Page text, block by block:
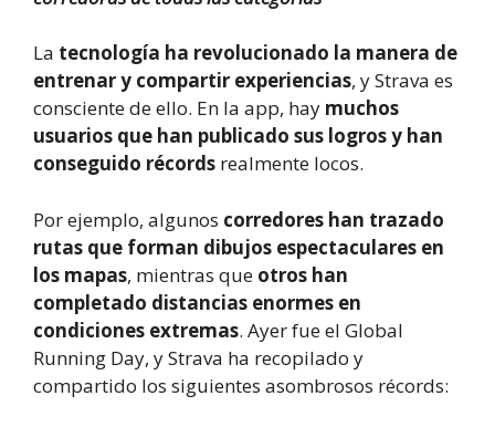
La tecnología ha revolucionado la manera de
entrenar y compartir experiencias, y Strava es
consciente de ello. En la app, hay muchos
usuarios que han publicado sus logros y han
conseguido récords realmente locos.
Por ejemplo, algunos corredores han trazado
rutas que forman dibujos espectaculares en
los mapas, mientras que otros han
completado distancias enormes en
condiciones extremas. Ayer fue el Global
Running Day, y Strava ha recopilado y
compartido los siguientes asombrosos récords: